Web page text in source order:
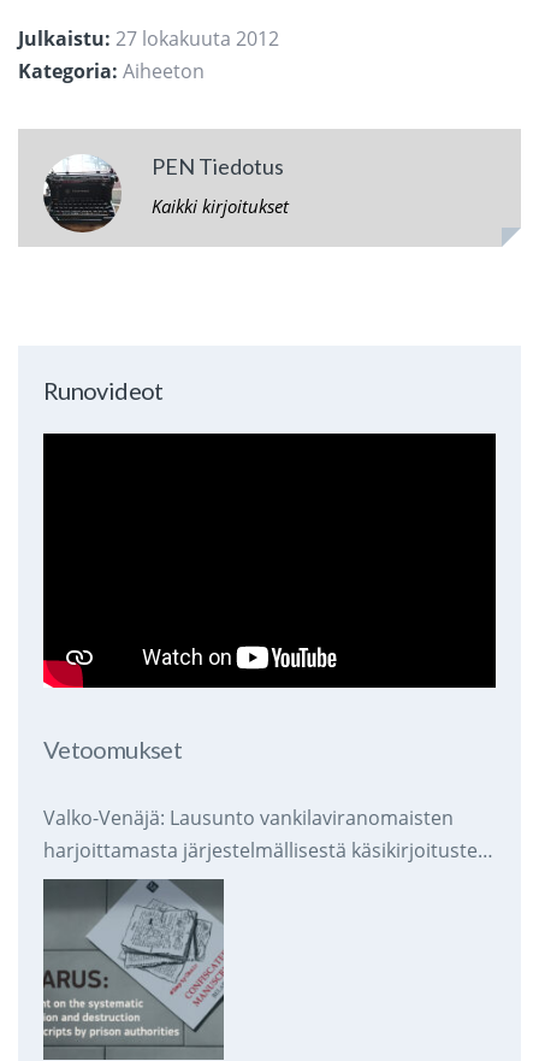
Julkaistu: 27 lokakuuta 2012
Kategoria: Aiheeton
PEN Tiedotus
Kaikki kirjoitukset
Runovideot
Vetoomukset
Valko-Venäjä: Lausunto vankilaviranomaisten
harjoittamasta järjestelmällisestä käsikirjoitusten
takavarikoinnista ja tuhoamisesta